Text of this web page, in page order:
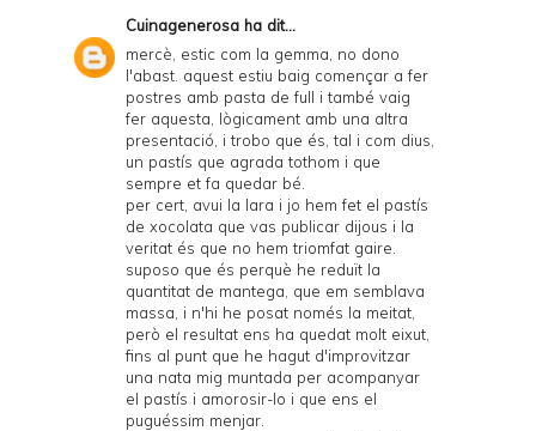
D
F
Cuinagenerosa ha dit...
mercè, estic com la gemma, no dono
l'abast. aquest estiu baig començar a fer
postres amb pasta de full i també vaig
fer aquesta, lògicament amb una altra
presentació, i trobo que és, tal i com dius,
un pastís que agrada tothom i que
sempre et fa quedar bé.
per cert, avui la lara i jo hem fet el pastís
de xocolata que vas publicar dijous i la
veritat és que no hem triomfat gaire.
suposo que és perquè he reduït la
quantitat de mantega, que em semblava
massa, i n'hi he posat només la meitat,
però el resultat ens ha quedat molt eixut,
fins al punt que he hagut d'improvitzar
una nata mig muntada per acompanyar
el pastís i amorosir-lo i que ens el
puguéssim menjar.